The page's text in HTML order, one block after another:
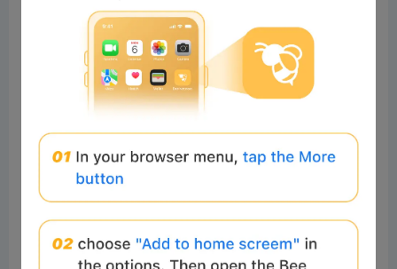
Comments:
DoanHong
Readers
2025-01-07 18:10:29
Ok
2 Reply
idris uzum Readers 2024-11-13 10:07:40